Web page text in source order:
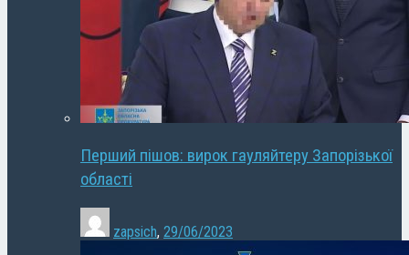
Перший пішов: вирок гауляйтеру Запорізької
області
zapsich, 29/06/2023